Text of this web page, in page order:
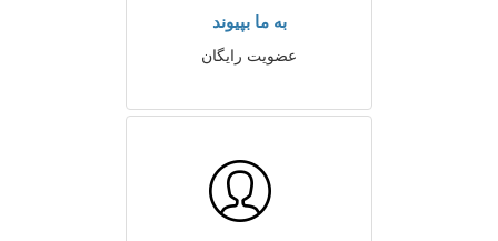
به ما بپیوند
عضویت رایگان